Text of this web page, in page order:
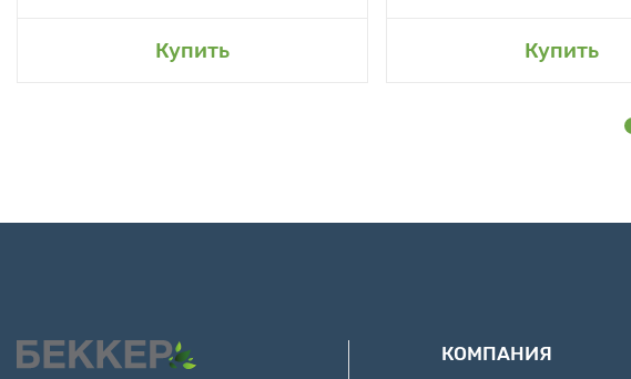
Купить Купить
КОМПАНИЯ